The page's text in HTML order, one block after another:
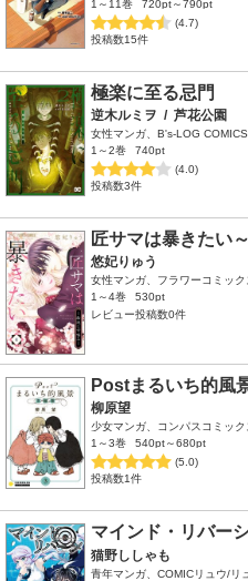
1～11巻
720pt～790pt
(4.7)
投稿数15件
極楽に至る忌門
逆木ルミヲ / 芦花公園
女性マンガ、B's-LOG COMICS
1～2巻
740pt
(4.0)
投稿数3件
匠サマは暴きたい
悠妃りゅう
女性マンガ、フラワーコミック
1～4巻
530pt
レビュー投稿数0件
Postまるいち的風
柳原望
少女マンガ、コンパスコミック
1～3巻
540pt～680pt
(5.0)
投稿数1件
マインド・リバー
猫野ししゃも
青年マンガ、COMICリュウ/リ